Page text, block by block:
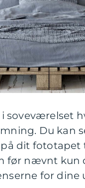
soveværelset
Du kan
dit fototapet
før nævnt kun
for dine